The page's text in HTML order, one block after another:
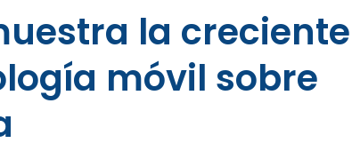
la creciente
móvil sobre